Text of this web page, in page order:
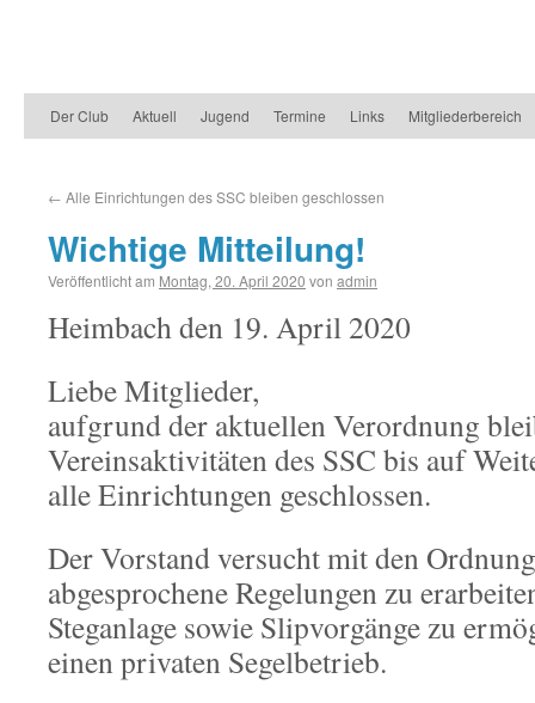
Der Club Aktuell Jugend Termine Links Mitgliederbereich
← Alle Einrichtungen des SSC bleiben geschlossen
Wichtige Mitteilung!
Veröffentlicht am Montag, 20. April 2020 von admin
Heimbach den 19. April 2020
Liebe Mitglieder,
aufgrund der aktuellen Verordnung
Vereinsaktivitäten des SSC bis auf
alle Einrichtungen geschlossen.
Der Vorstand versucht mit den
abgesprochene Regelungen zu
Steganlage sowie Slipvorgänge zu
einen privaten Segelbetrieb.